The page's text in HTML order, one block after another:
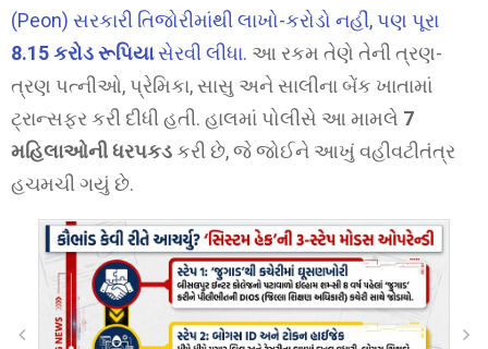
(Peon) સરકારી તિજોરીમાંથી લાખો-કરોડો નહીં, પણ પૂરા
8.15 કરોડ રૂપિયાસેરવી લીધા. આ રકમ તેણે તેની ત્રણ-
ત્રણ પત્નીઓ, પ્રેમિકા, સાસુ અને સાલીના બેંક ખાતામાં
ટ્રાન્સફર કરી દીધી હતી. હાલમાં પોલીસે આ મામલે 7
મહિલાઓની ધરપકડકરી છે, જે જોઈને આખું વહીવટીતંત્ર
હચમચી ગયું છે.